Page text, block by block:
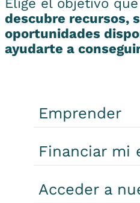
descubre recursos,
oportunidades
ayudarte a
Emprender
Financiar mi
Acceder a